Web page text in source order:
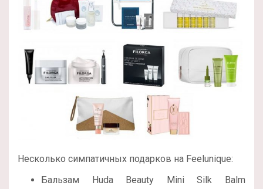
Несколько симпатичных подарков на Feelunique:
Бальзам Huda Beauty Mini Silk Balm